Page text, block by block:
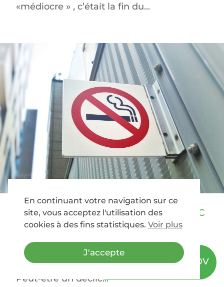
Prendre RDV
«médiocre » , c’était la fin du...
Novembre, le mois sans tabac
21 Nov 2022|Blog
Vous voulez arrêter de fumer ? C’est une
belle initiative, un magnifique décision.
Qu’est-ce qui pourrait vous décider ?
Peut-être un déclic...
En continuant votre navigation sur ce
site, vous acceptez l'utilisation des
cookies à des fins statistiques. Voir plus
J'accepte